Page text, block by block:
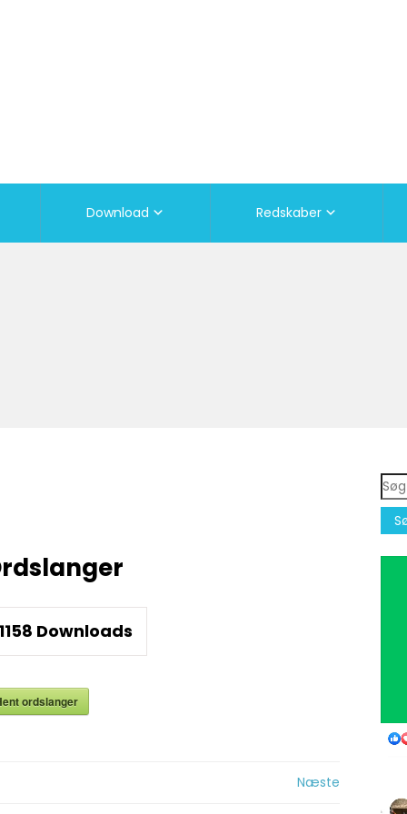
Download Redskaber
1158 Downloads
ordslanger
Næste
Søg